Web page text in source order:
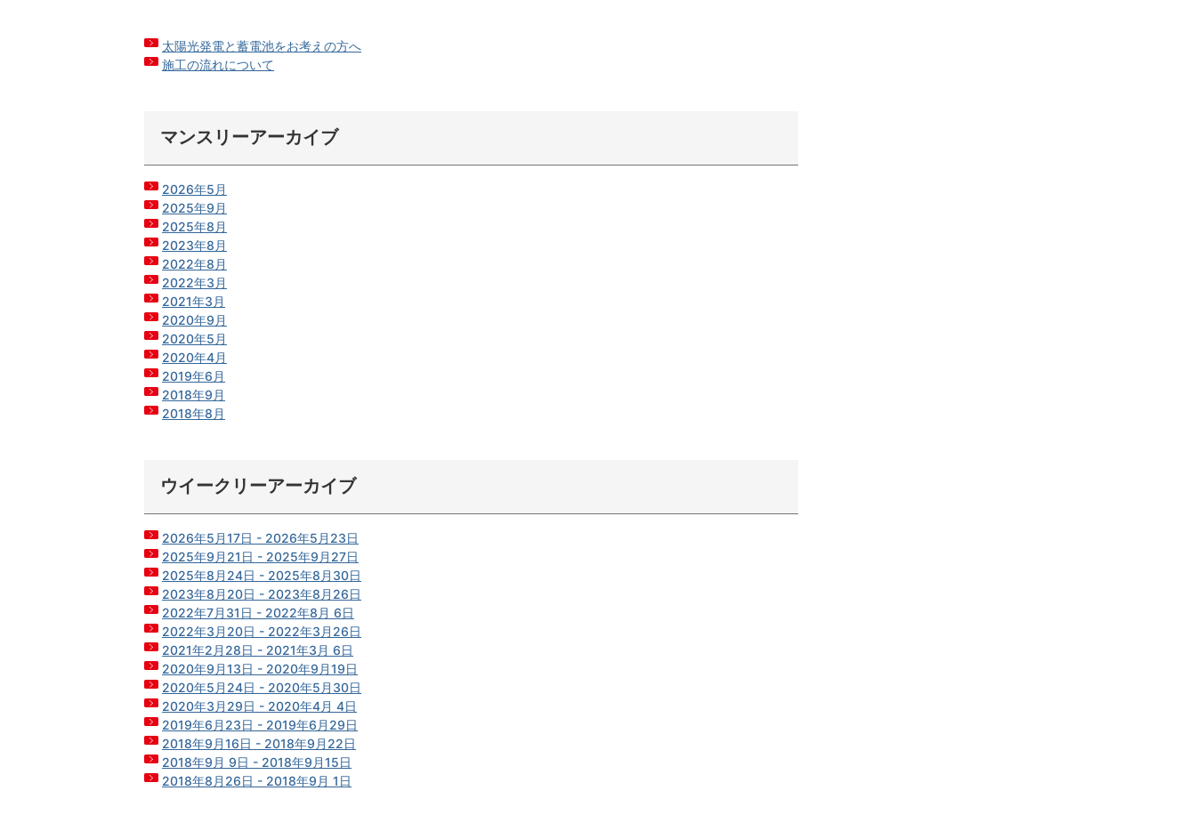
太陽光発電と蓄電池をお考えの方へ
施工の流れについて
マンスリーアーカイブ
2026年5月
2025年9月
2025年8月
2023年8月
2022年8月
2022年3月
2021年3月
2020年9月
2020年5月
2020年4月
2019年6月
2018年9月
2018年8月
ウイークリーアーカイブ
2026年5月17日 - 2026年5月23日
2025年9月21日 - 2025年9月27日
2025年8月24日 - 2025年8月30日
2023年8月20日 - 2023年8月26日
2022年7月31日 - 2022年8月 6日
2022年3月20日 - 2022年3月26日
2021年2月28日 - 2021年3月 6日
2020年9月13日 - 2020年9月19日
2020年5月24日 - 2020年5月30日
2020年3月29日 - 2020年4月 4日
2019年6月23日 - 2019年6月29日
2018年9月16日 - 2018年9月22日
2018年9月 9日 - 2018年9月15日
2018年8月26日 - 2018年9月 1日